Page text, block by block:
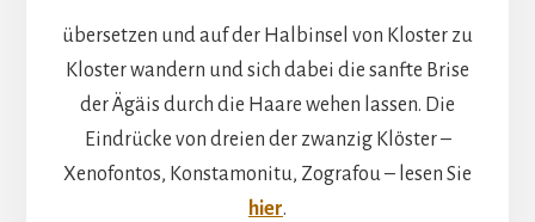
übersetzen und auf der Halbinsel von Kloster zu
Kloster wandern und sich dabei die sanfte Brise
der Ägäis durch die Haare wehen lassen. Die
Eindrücke von dreien der zwanzig Klöster –
Xenofontos, Konstamonitu, Zografou – lesen Sie
hier.